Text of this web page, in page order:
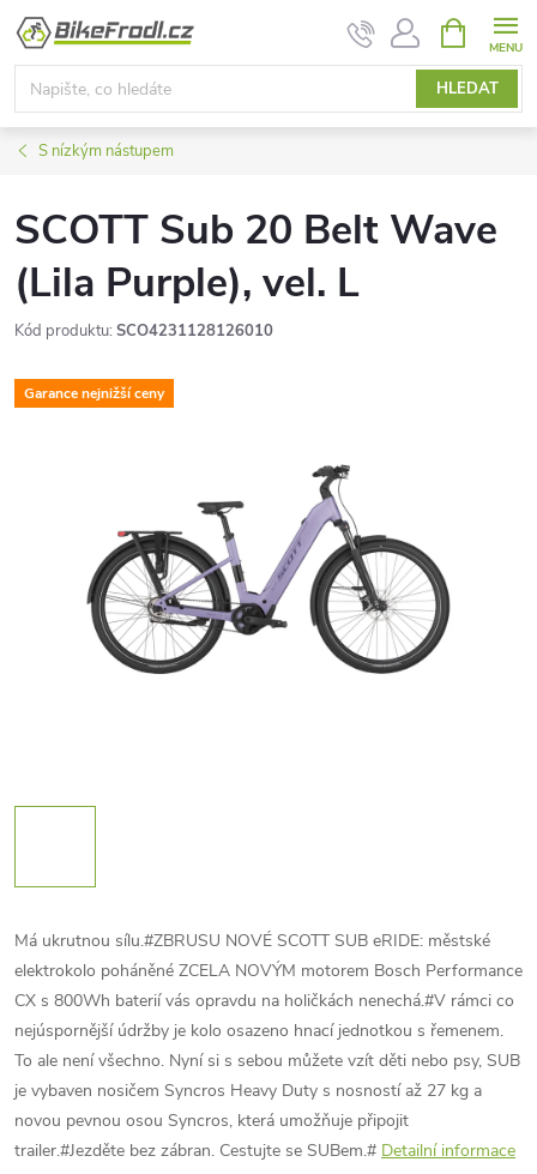
Přejít
obsah
HLEDAT
NÁKUPNÍ
KOŠÍK
S nízkým nástupem
SCOTT Sub 20 Belt Wave
(Lila Purple), vel. L
Kód produktu: SCO4231128126010
Garance nejnižší ceny
Má ukrutnou sílu.#ZBRUSU NOVÉ SCOTT SUB eRIDE: městské
elektrokolo poháněné ZCELA NOVÝM motorem Bosch Performance
CX s 800Wh baterií vás opravdu na holičkách nenechá.#V rámci co
nejúspornější údržby je kolo osazeno hnací jednotkou s řemenem.
To ale není všechno. Nyní si s sebou můžete vzít děti nebo psy, SUB
je vybaven nosičem Syncros Heavy Duty s nosností až 27 kg a
novou pevnou osou Syncros, která umožňuje připojit
trailer.#Jezděte bez zábran. Cestujte se SUBem.# Detailní informace